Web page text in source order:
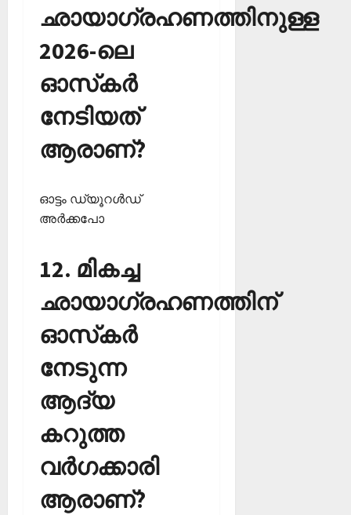
ഛായാഗ്രഹണത്തിനുള്ള
2026-ലെ
ഓസ്‌കര്‍
നേടിയത്
ആരാണ്?
ഓട്ടം ഡ്യൂറള്‍ഡ്
അര്‍ക്കപോ
12. മികച്ച
ഛായാഗ്രഹണത്തിന്
ഓസ്‌കര്‍
നേടുന്ന
ആദ്യ
കറുത്ത
വര്‍ഗക്കാരി
ആരാണ്?